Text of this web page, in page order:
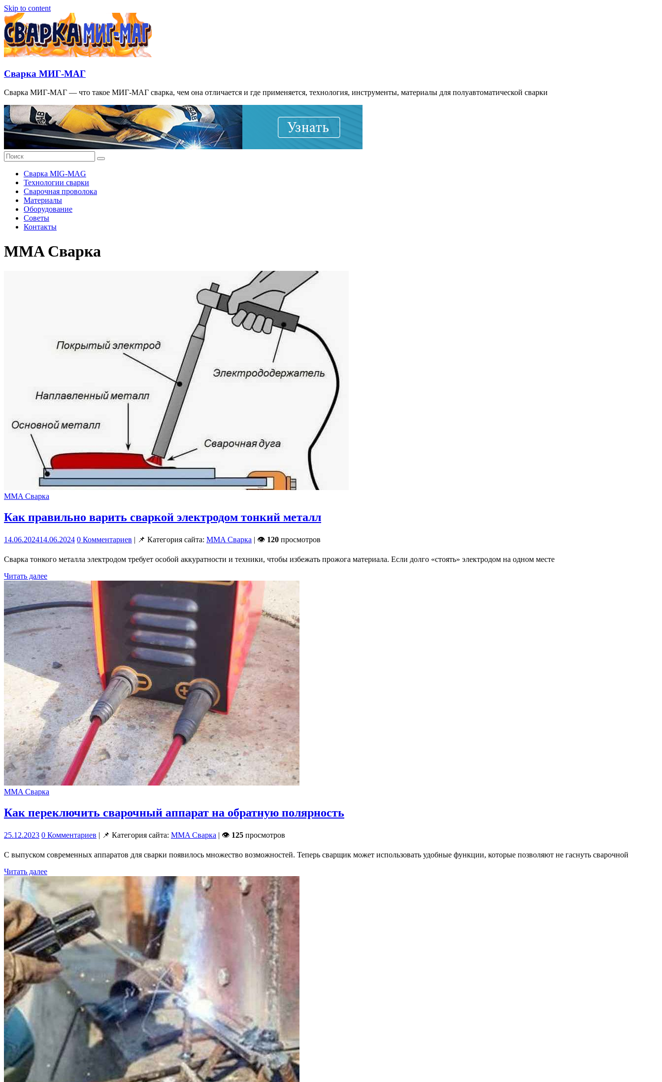
Skip to content
Сварка МИГ-МАГ
Сварка МИГ-МАГ — что такое МИГ-МАГ сварка, чем она отличается и где применяется, технология, инструменты, материалы для полуавтоматической сварки
Сварка MIG-MAG
Технологии сварки
Сварочная проволока
Материалы
Оборудование
Советы
Контакты
MMA Сварка
MMA Сварка
Как правильно варить сваркой электродом тонкий металл
14.06.202414.06.2024 0 Комментариев | 📌 Категория сайта: MMA Сварка | 👁 120 просмотров
Сварка тонкого металла электродом требует особой аккуратности и техники, чтобы избежать прожога материала. Если долго «стоять» электродом на одном месте
Читать далее
MMA Сварка
Как переключить сварочный аппарат на обратную полярность
25.12.2023 0 Комментариев | 📌 Категория сайта: MMA Сварка | 👁 125 просмотров
С выпуском современных аппаратов для сварки появилось множество возможностей. Теперь сварщик может использовать удобные функции, которые позволяют не гаснуть сварочной
Читать далее